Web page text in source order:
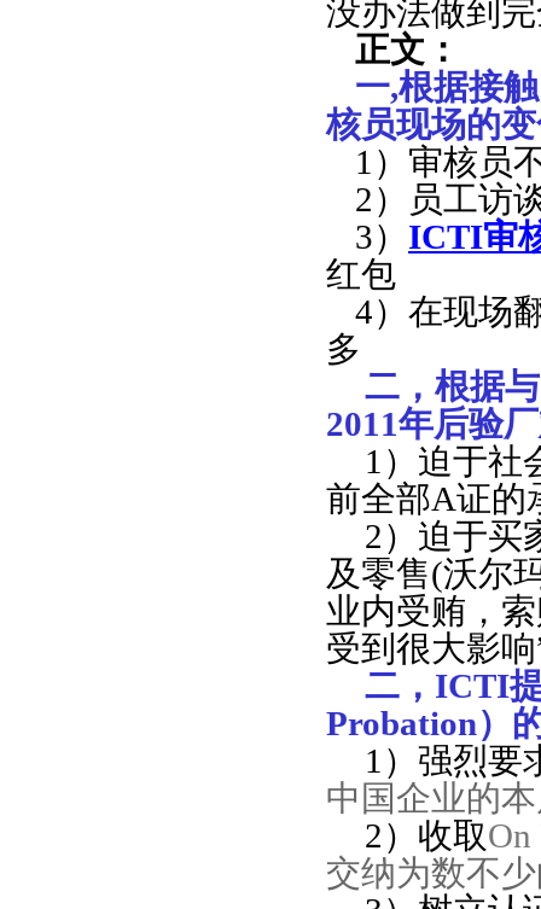
没办法做到
正文 ：
一,根据接
核员现场的
1）审核员
2）员工访
3） ICTI审
红包
4）在现场
多
二，根据
2011年后验
1）迫于社
前全部A证的
2）迫于买
及零售(沃尔
业内受贿，
受到很大影响
二，ICTI
Probation）
1）强烈要
中国企业的
2）收取On
交纳为数不